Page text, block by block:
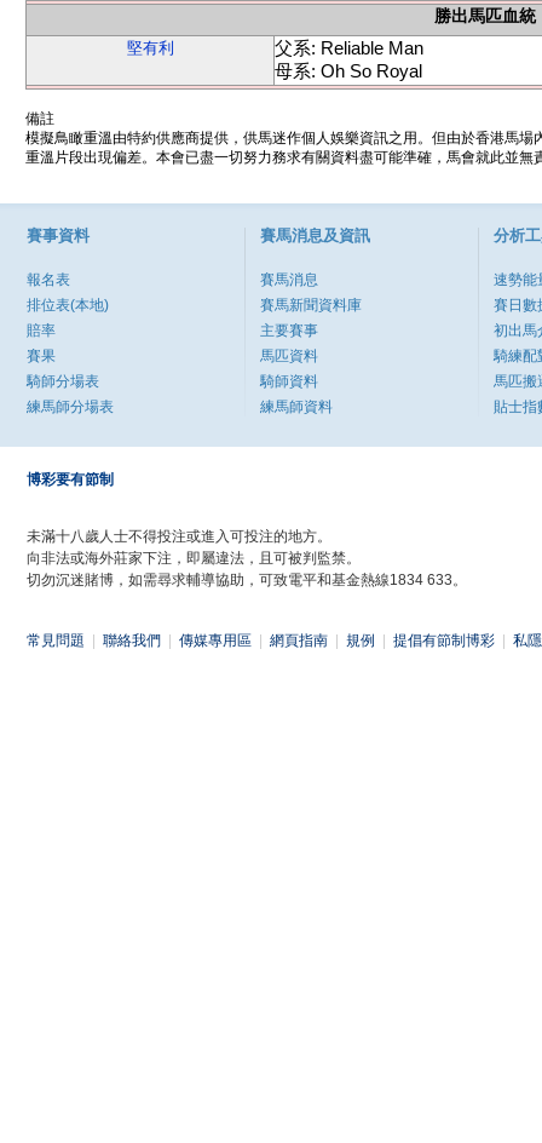
勝出馬匹血統
堅有利
父系: Reliable Man
母系: Oh So Royal
備註
模擬鳥瞰重溫由特約供應商提供，供馬迷作個人娛樂資訊之用。但由於香港馬
重溫片段出現偏差。本會已盡一切努力務求有關資料盡可能準確，馬會就此並
賽事資料
報名表
排位表(本地)
賠率
賽果
騎師分場表
練馬師分場表
賽馬消息及資訊
賽馬消息
賽馬新聞資料庫
主要賽事
馬匹資料
騎師資料
練馬師資料
分析
速勢能
賽日數
初出馬
騎練配
馬匹搬
貼士指
博彩要有節制
未滿十八歲人士不得投注或進入可投注的地方。
向非法或海外莊家下注，即屬違法，且可被判監禁。
切勿沉迷賭博，如需尋求輔導協助，可致電平和基金熱線1834 633。
常見問題 聯絡我們 傳媒專用區 網頁指南 規例 提倡有節制博彩 私